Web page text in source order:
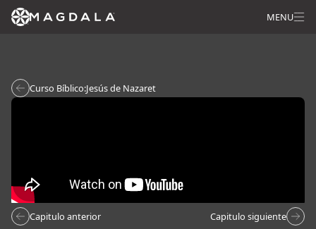
MENU
Curso Bíblico:Jesús de Nazaret
Capitulo anterior Capitulo siguiente